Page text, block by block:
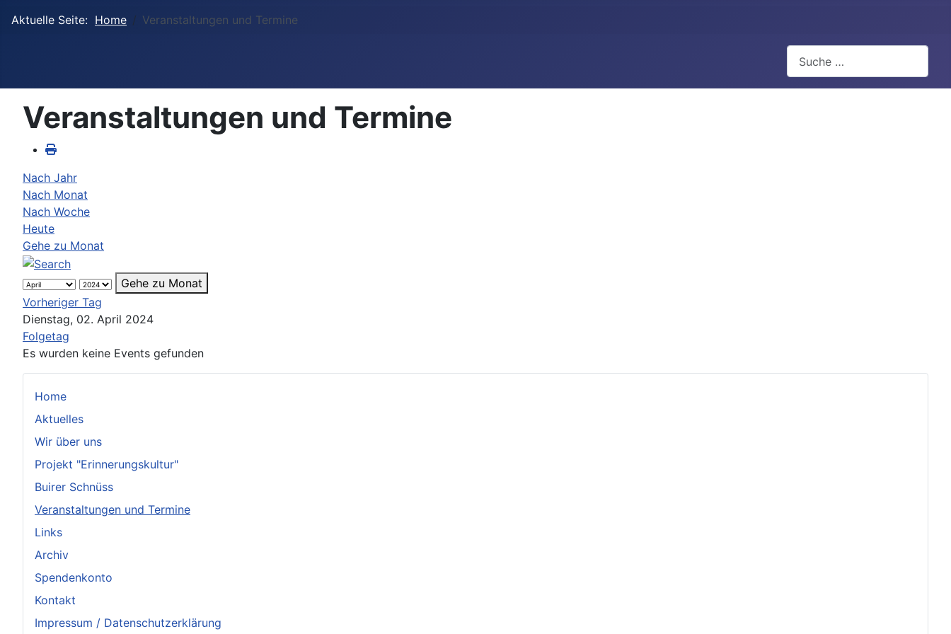
Aktuelle Seite: Home Veranstaltungen und Termine
Home
Aktuelles
Wir über uns
Projekt "Erinnerungskultur"
Buirer Schnüss
Veranstaltungen und Termine
Links
Archiv
Spendenkonto
Kontakt
Impressum / Datenschutzerklärung
Veranstaltungen und Termine
Nach Jahr
Nach Monat
Nach Woche
Heute
Gehe zu Monat
Gehe zu Monat
Vorheriger Tag
Dienstag, 02. April 2024
Folgetag
Es wurden keine Events gefunden